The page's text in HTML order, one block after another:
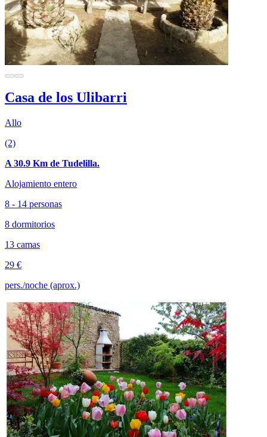
Casa de los Ulibarri
Allo
(2)
A 30.9 Km de Tudelilla.
Alojamiento entero
8 - 14 personas
8 dormitorios
13 camas
29 €
pers./noche (aprox.)